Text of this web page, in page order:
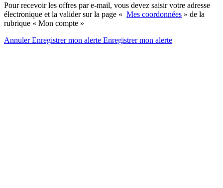
Pour recevoir les offres par e-mail, vous devez saisir votre adresse
électronique et la valider sur la page « Mes coordonnées » de la
rubrique « Mon compte »
AnnulerEnregistrer mon alerte Enregistrermon alerte